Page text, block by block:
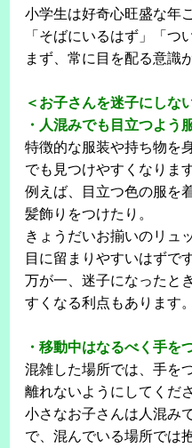
小学生は好奇心旺盛な年
「そばにいるはず」「つ
まず、常に目を配る意識
＜お子さんを迷子にしな
・人混みでも目立つよう
特徴的な服装や持ち物を
でも見つけやすくなります
例えば、目立つ色の服を
髪飾りをつけたり。
きょうだいお揃いのリュ
目に留まりやすいはずで
万が一、迷子になったと
すくなる利点もあります。
・移動中はなるべく手を
混雑した場所では、手を
離れないようにしてくだ
小さなお子さんは人混み
で、混んでいる場所では